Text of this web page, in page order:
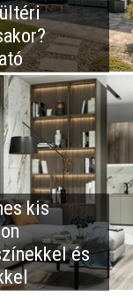
kis
és